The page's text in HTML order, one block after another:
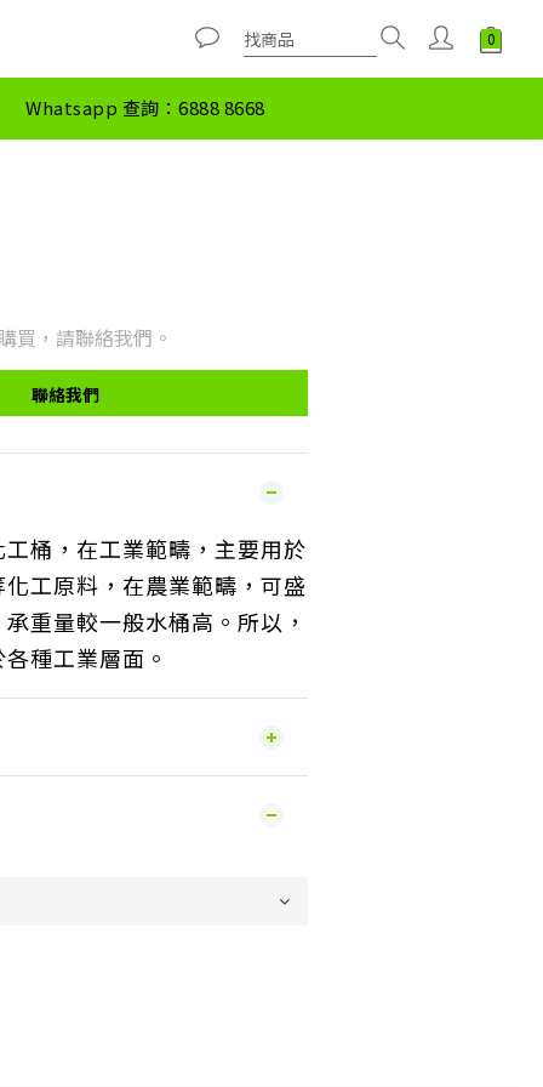
Whatsapp 查詢：6888 8668
買，請聯絡我們。
聯絡我們
桶，在工業範疇，主要用於
工原料，在農業範疇，可盛
重量較一般水桶高。所以，
種工業層面。